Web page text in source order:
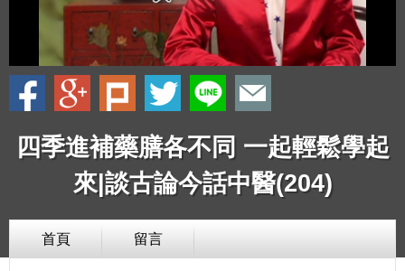
四季進補藥膳各不同 一起輕鬆學起
來|談古論今話中醫(204)
首頁 留言